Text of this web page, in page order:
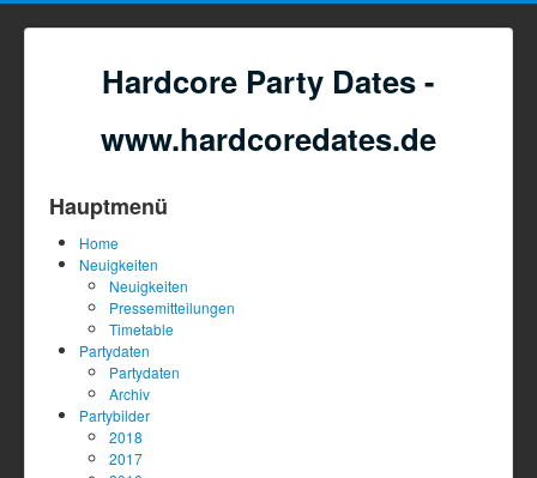
Hardcore Party Dates -
www.hardcoredates.de
Hauptmenü
Home
Neuigkeiten
Neuigkeiten
Pressemitteilungen
Timetable
Partydaten
Partydaten
Archiv
Partybilder
2018
2017